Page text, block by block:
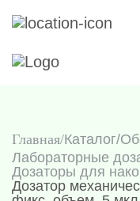
Главная Каталог/
Лабораторные
Дозаторы для
Дозатор